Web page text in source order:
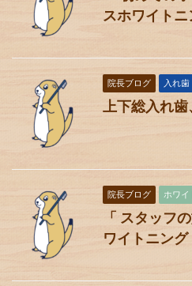
スホワイトニ
院長ブログ 入れ歯
上下総入れ
院長ブログ ホワ
「 スタッフ
ワイトニング